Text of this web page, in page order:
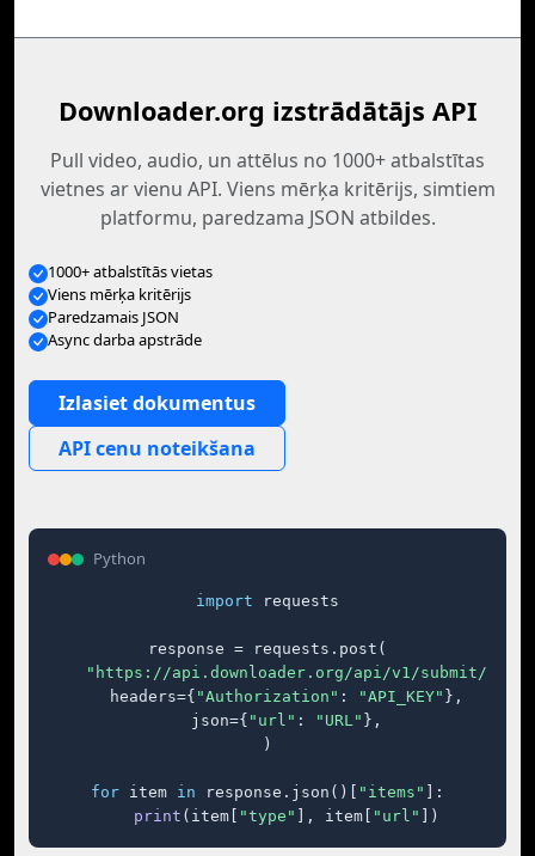
Downloader.org izstrādātājs API
Pull video, audio, un attēlus no 1000+ atbalstītas
vietnes ar vienu API. Viens mērķa kritērijs, simtiem
platformu, paredzama JSON atbildes.
1000+ atbalstītās vietas
Viens mērķa kritērijs
Paredzamais JSON
Async darba apstrāde
Izlasiet dokumentus
API cenu noteikšana
Python
import requests
response = requests.post(
"https://api.downloader.org/api/v1/submit/"
    headers={
"Authorization" : "API_KEY" },
    json={
"url" : "URL" },
)
for item in response.json()[ "items"
]:
print (item[ "type" ], item[ "url" ])